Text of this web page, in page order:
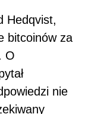
Hedqvist,
bitcoinów za
O
nie